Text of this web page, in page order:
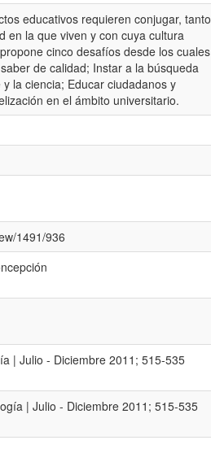
educativos requieren conjugar, tanto
en la que viven y con cuya cultura
cinco desafíos desde los cuales
de calidad; Instar a la búsqueda
la ciencia; Educar ciudadanos y
en el ámbito universitario.
1491/936
| Julio - Diciembre 2011; 515-535
| Julio - Diciembre 2011; 515-535